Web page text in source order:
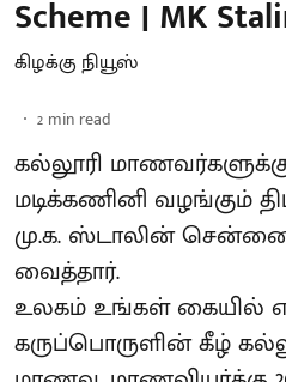
Scheme | MK
கிழக்கு நியூஸ்
2 min read
கல்லூரி
மடிக்கணினி வழங்கும்
மு.க. ஸ்டாலின்
வைத்தார்.
உலகம் உங்கள் கையில்
கருப்பொருளின் கீழ்